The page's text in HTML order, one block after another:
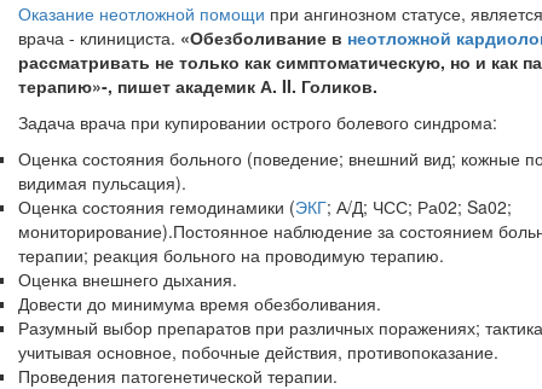
Оказание неотложной помощи при ангинозном статусе,
врача - клинициста. «Обезболивание в неотложной
рассматривать не только как симптоматическую, но и как
терапию»-, пишет академик А. II. Голиков.
Задача врача при купировании острого болевого синдрома:
Оценка состояния больного (поведение; внешний вид; кожные
видимая пульсация).
Оценка состояния гемодинамики (ЭКГ; А/Д; ЧСС; Ра02; Sa02;
мониторирование).Постоянное наблюдение за состоянием
терапии; реакция больного на проводимую терапию.
Оценка внешнего дыхания.
Довести до минимума время обезболивания.
Разумный выбор препаратов при различных поражениях;
учитывая основное, побочные действия, противопоказание.
Проведения патогенетической терапии.